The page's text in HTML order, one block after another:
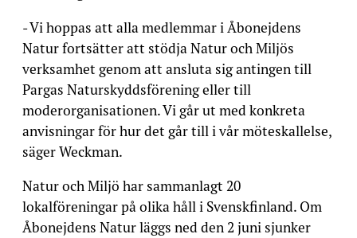
- Vi hoppas att alla medlemmar i Åbonejdens
Natur fortsätter att stödja Natur och Miljös
verksamhet genom att ansluta sig antingen till
Pargas Naturskyddsförening eller till
moderorganisationen. Vi går ut med konkreta
anvisningar för hur det går till i vår möteskallelse,
säger Weckman.
Natur och Miljö har sammanlagt 20
lokalföreningar på olika håll i Svenskfinland. Om
Åbonejdens Natur läggs ned den 2 juni sjunker